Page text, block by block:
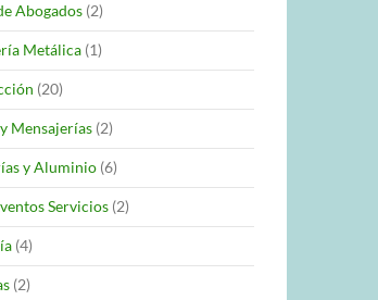
Abogados (2)
Metálica (1)
(20)
Mensajerías (2)
y Aluminio (6)
Servicios (2)
(4)
(2)